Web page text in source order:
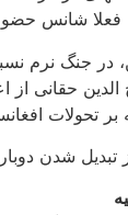
شانس
در جنگ نرم
الدین
بر تحولات
شدن